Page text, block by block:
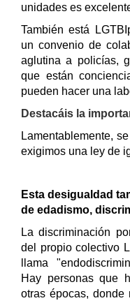
unidades es
También está
un convenio de
aglutina a policías,
que están
pueden hacer una
Destacáis la
Lamentablemente,
exigimos una ley de
Esta desigualdad
de edadismo,
La discriminación
del propio colectivo
llama
Hay personas que
otras épocas,